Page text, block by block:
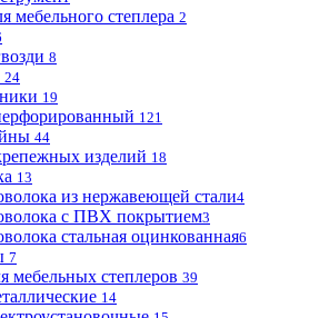
мебельного степлера 2
8
24
19
121
44
изделий 18
13
из нержавеющей стали4
с ПВХ покрытием3
стальная оцинкованная6
7
мебельных степлеров 39
14